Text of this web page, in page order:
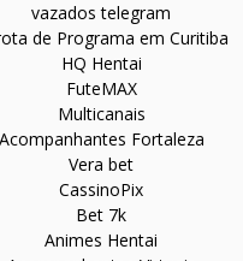
vazados telegram
de Programa em Curitiba
HQ Hentai
FuteMAX
Multicanais
Acompanhantes Fortaleza
Vera bet
CassinoPix
Bet 7k
Animes Hentai